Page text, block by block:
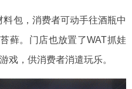
料包，消费者可动手往酒瓶中
藓。门店也放置了WAT抓娃
戏，供消费者消遣玩乐。